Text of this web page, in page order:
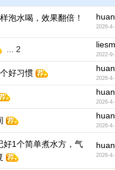
泡水喝，效果翻倍！
2026-
2
2022-
好习惯
2026-
2026-
2026-
好1个简单煮水方，气
2026-